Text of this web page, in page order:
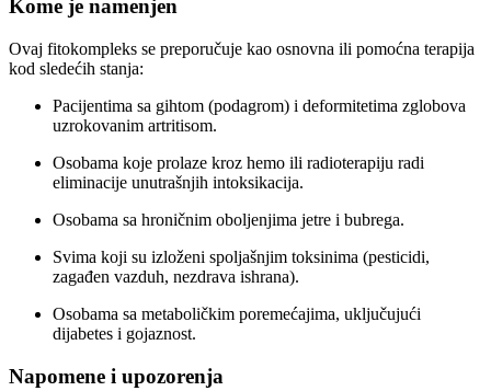
Kome je namenjen
Ovaj fitokompleks se preporučuje kao osnovna ili pomoćna terapija
kod sledećih stanja:
Pacijentima sa gihtom (podagrom) i deformitetima zglobova
uzrokovanim artritisom.
Osobama koje prolaze kroz hemo ili radioterapiju radi
eliminacije unutrašnjih intoksikacija.
Osobama sa hroničnim oboljenjima jetre i bubrega.
Svima koji su izloženi spoljašnjim toksinima (pesticidi,
zagađen vazduh, nezdrava ishrana).
Osobama sa metaboličkim poremećajima, uključujući
dijabetes i gojaznost.
Napomene i upozorenja